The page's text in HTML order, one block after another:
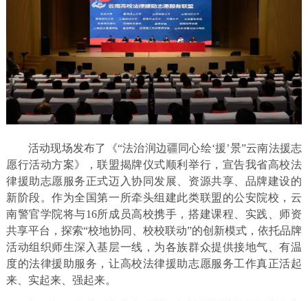
活动现场发布了《“法治润边疆同心绘‘援’景”云南法援志
愿行活动方案》，联盟揭牌仪式顺利举行，宣告我省高校法
律援助志愿服务正式迈入协同发展、资源共享、品牌建设的
新阶段。作为全国第一所牵头组建此类联盟的公安院校，云
南警官学院将与16所成员高校携手，搭建课程、实践、师资
共享平台，探索“校地协同、校校联动”的创新模式，依托品牌
活动组织师生深入基层一线，为各族群众提供接地气、有温
度的法律援助服务，让高校法律援助志愿服务工作真正活起
来、实起来、强起来。